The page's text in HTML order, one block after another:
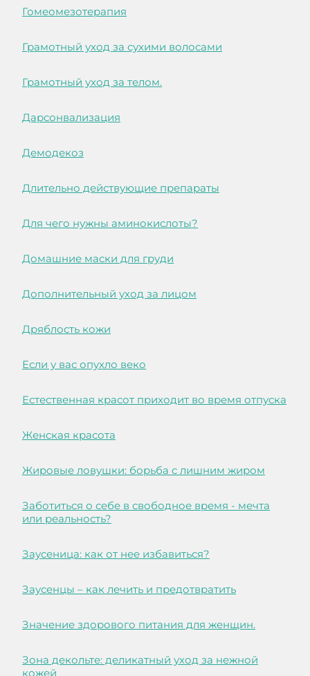
Гомеомезотерапия
Грамотный уход за сухими волосами
Грамотный уход за телом.
Дарсонвализация
Демодекоз
Длительно действующие препараты
Для чего нужны аминокислоты?
Домашние маски для груди
Дополнительный уход за лицом
Дряблость кожи
Если у вас опухло веко
Естественная красот приходит во время отпуска
Женская красота
Жировые ловушки: борьба с лишним жиром
Заботиться о себе в свободное время - мечта
или реальность?
Заусеница: как от нее избавиться?
Заусенцы – как лечить и предотвратить
Значение здорового питания для женщин.
Зона декольте: деликатный уход за нежной
кожей